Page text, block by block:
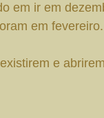
em ir em
em
e